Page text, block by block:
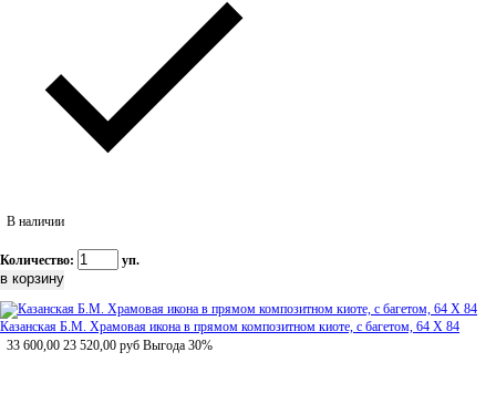
В наличии
Количество: уп.
Казанская Б.М. Храмовая икона в прямом композитном киоте, с багетом, 64 Х 84
33 600,00 23 520,00 руб Выгода 30%